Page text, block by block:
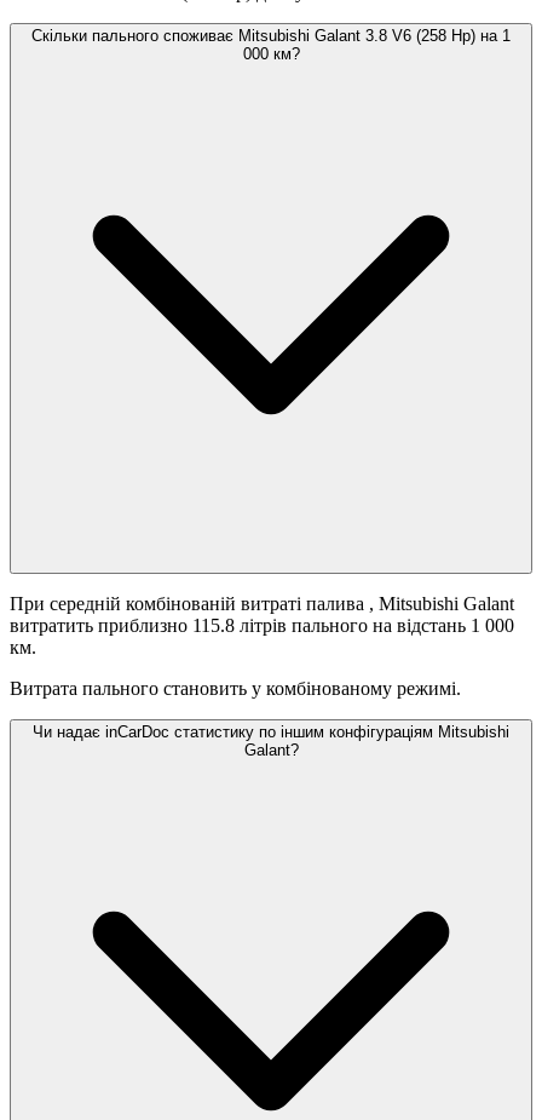
Скільки пального споживає Mitsubishi Galant 3.8 V6 (258 Hp) на 1
000 км?
При середній комбінованій витраті палива , Mitsubishi Galant
витратить приблизно 115.8 літрів пального на відстань 1 000
км.
Витрата пального становить у комбінованому режимі.
Чи надає inCarDoc статистику по іншим конфігураціям Mitsubishi
Galant?